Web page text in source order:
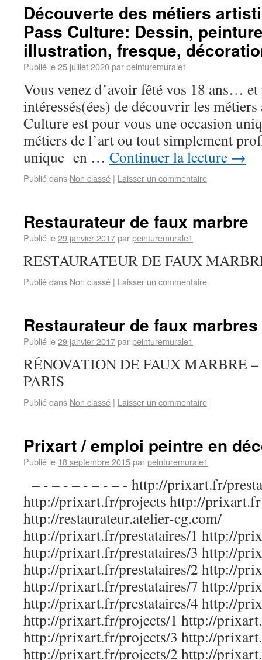
Découverte des métiers
Pass Culture: Dessin,
illustration, fresque,
Publié le25 juillet 2020parpeinturemurale1
Vous venez d’avoir fêté vos 18 ans…
intéressés(ées) de découvrir les
Culture est pour vous une occasion
métiers de l’art ou tout simplement
unique en … Continuer la lecture →
Publié dans Non classé | Laisser un commentaire
Restaurateur de faux marbre
Publié le29 janvier 2017parpeinturemurale1
RESTAURATEUR DE FAUX
Publié dans Non classé | Laisser un commentaire
Restaurateur de faux
Publié le29 janvier 2017parpeinturemurale1
RÉNOVATION DE FAUX MARBRE
PARIS
Publié dans Non classé | Laisser un commentaire
Prixart / emploi peintre en
Publié le 18 septembre 2015parpeinturemurale1
– - – - – - – - – - http://prixart.fr/
http://prixart.fr/projects http://prixart.fr
http://restaurateur.atelier-cg.com/
http://prixart.fr/prestataires/1 http://
http://prixart.fr/prestataires/3 http://
http://prixart.fr/prestataires/2 http://
http://prixart.fr/prestataires/7 http://
http://prixart.fr/prestataires/4 http://
http://prixart.fr/projects/1 http://
http://prixart.fr/projects/3 http://
http://prixart.fr/projects/2 http://